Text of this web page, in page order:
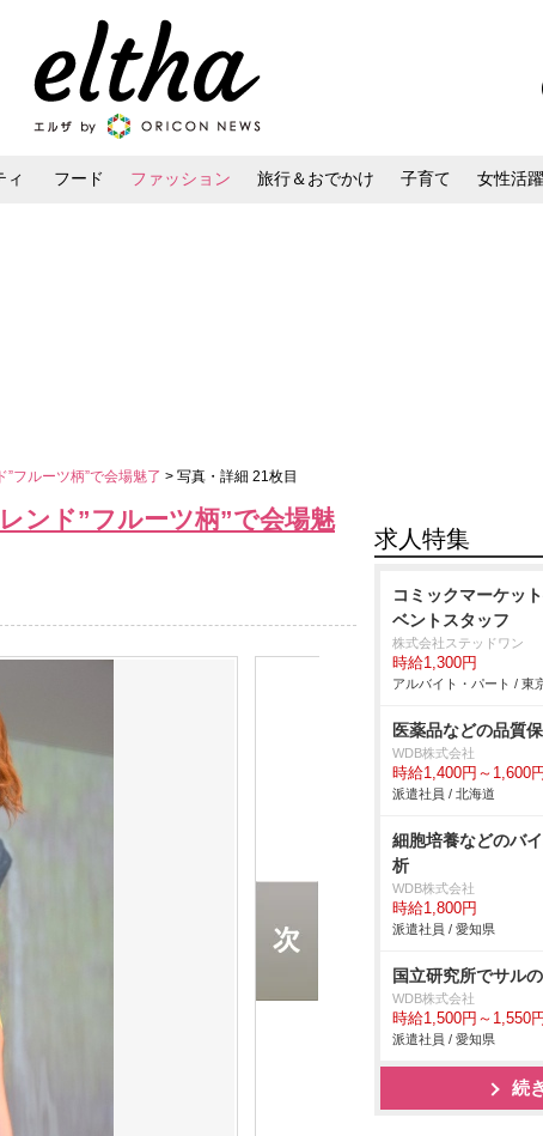
ィ フード ファッション 旅行＆おでかけ 子育て 女性活躍
フルーツ柄”で会場魅了 > 写真・詳細 21枚目
ンド”フルーツ柄”で会場魅
求人特集
コミックマーケッ
ベントスタッフ
株式会社ステッドワン
時給1,300円
アルバイト・パート / 東
医薬品などの品質
WDB株式会社
時給1,400円～1,600円
派遣社員 / 北海道
細胞培養などのバ
析
WDB株式会社
時給1,800円
派遣社員 / 愛知県
国立研究所でサル
WDB株式会社
時給1,500円～1,550円
派遣社員 / 愛知県
続